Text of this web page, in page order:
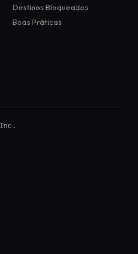
Destinos Bloqueados
Boas Práticas